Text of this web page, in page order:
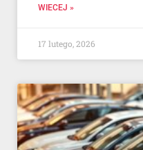
WIECEJ »
17 lutego, 2026